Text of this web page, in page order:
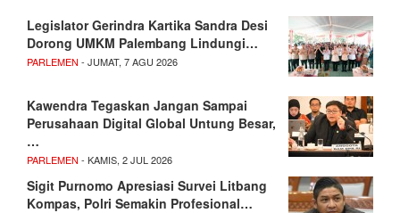
Legislator Gerindra Kartika Sandra Desi
Dorong UMKM Palembang Lindungi…
PARLEMEN - JUMAT, 7 AGU 2026
Kawendra Tegaskan Jangan Sampai
Perusahaan Digital Global Untung Besar,
…
PARLEMEN - KAMIS, 2 JUL 2026
Sigit Purnomo Apresiasi Survei Litbang
Kompas, Polri Semakin Profesional…